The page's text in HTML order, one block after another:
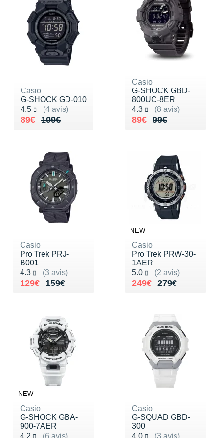
Casio
G-SHOCK GD-010
4.5
(4 avis)
Noté 4.5 sur 5
109€
Au lieu de 109€
89€
Vendu 89€
Casio
G-SHOCK GBD-
800UC-8ER
4.3
(8 avis)
Noté 4.3 sur 5
99€
Au lieu de 99€
89€
Vendu 89€
Casio
Pro Trek PRJ-
B001
4.3
(3 avis)
Noté 4.3 sur 5
159€
Au lieu de 159€
129€
Vendu 129€
NEW
Casio
Pro Trek PRW-30-
1AER
5.0
(2 avis)
Noté 5.0 sur 5
279€
Au lieu de 279€
249€
Vendu 249€
NEW
Casio
G-SHOCK GBA-
900-7AER
4.2
(6 avis)
Noté 4.2 sur 5
Casio
G-SQUAD GBD-
300
4.0
(3 avis)
Noté 4.0 sur 5